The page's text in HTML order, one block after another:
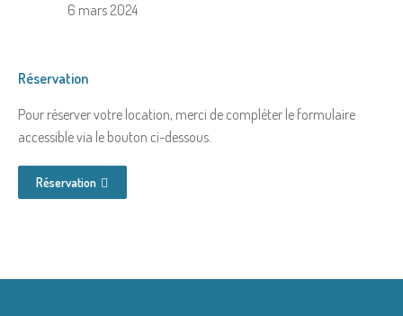
6 mars 2024
Réservation
Pour réserver votre location, merci de compléter le formulaire
accessible via le bouton ci-dessous.
Réservation